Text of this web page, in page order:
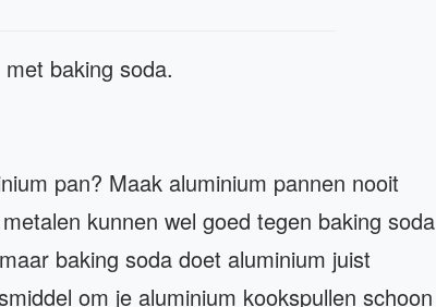
baking soda.
pan? Maak aluminium pannen nooit
kunnen wel goed tegen baking soda
baking soda doet aluminium juist
om je aluminium kookspullen schoon